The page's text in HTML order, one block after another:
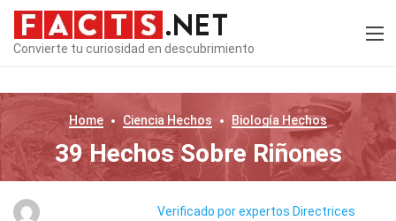
Convierte tu curiosidad en descubrimiento
Home Ciencia Hechos Biología Hechos
39 Hechos Sobre Riñones
Verificado por expertos Directrices